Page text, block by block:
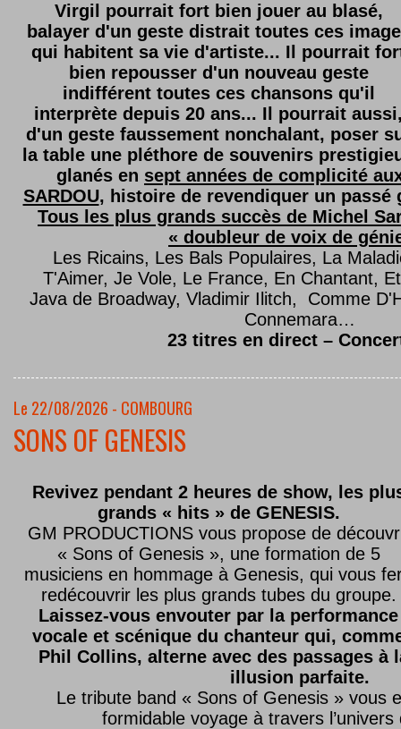
Virgil pourrait fort bien jouer au blasé,
balayer d'un geste distrait toutes ces
qui habitent sa vie d'artiste... Il pourrait
bien repousser d'un nouveau geste
indifférent toutes ces chansons qu'il
interprète depuis 20 ans... Il pourrait
d'un geste faussement nonchalant, poser
la table une pléthore de souvenirs
glanés en sept années de complicité
SARDOU, histoire de revendiquer un passé
Tous les plus grands succès de Michel
« doubleur de voix de
Les Ricains, Les Bals Populaires, La
T'Aimer, Je Vole, Le France, En Chantant,
Java de Broadway, Vladimir Ilitch, Comme
Connemara…
23 titres en direct –
Le 22/08/2026 - COMBOURG
SONS OF GENESIS
Revivez pendant 2 heures de show, les
grands « hits » de GENESIS.
GM PRODUCTIONS vous propose de
« Sons of Genesis », une formation de 5
musiciens en hommage à Genesis, qui vous
redécouvrir les plus grands tubes du groupe.
Laissez-vous envouter par la performance
vocale et scénique du chanteur qui,
Phil Collins, alterne avec des passages à
illusion parfaite.
Le tribute band « Sons of Genesis » vous
formidable voyage à travers l’univers